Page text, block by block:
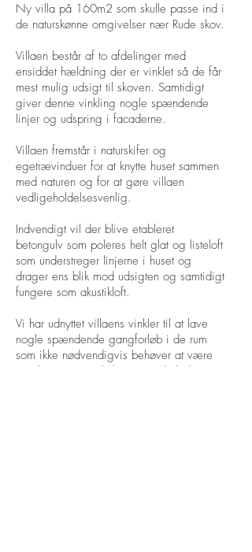
Ny villa på 160m2 som skulle passe ind i
de naturskønne omgivelser nær Rude skov.
Villaen består af to afdelinger med
ensiddet hældning der er vinklet så de får
mest mulig udsigt til skoven. Samtidigt
giver denne vinkling nogle spændende
linjer og udspring i facaderne.
Villaen fremstår i naturskifer og
egetrævinduer for at knytte huset sammen
med naturen og for at gøre villaen
vedligeholdelsesvenlig.
Indvendigt vil der blive etableret
betongulv som poleres helt glat og listeloft
som understreger linjerne i huset og
drager ens blik mod udsigten og samtidigt
fungere som akustikloft.
Vi har udnyttet villaens vinkler til at lave
nogle spændende gangforløb i de rum
som ikke nødvendigvis behøver at være
regulære. Dette skaber en anderledes og